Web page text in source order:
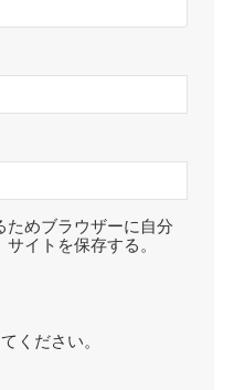
ためブラウザーに自分
イトを保存する。
ください。